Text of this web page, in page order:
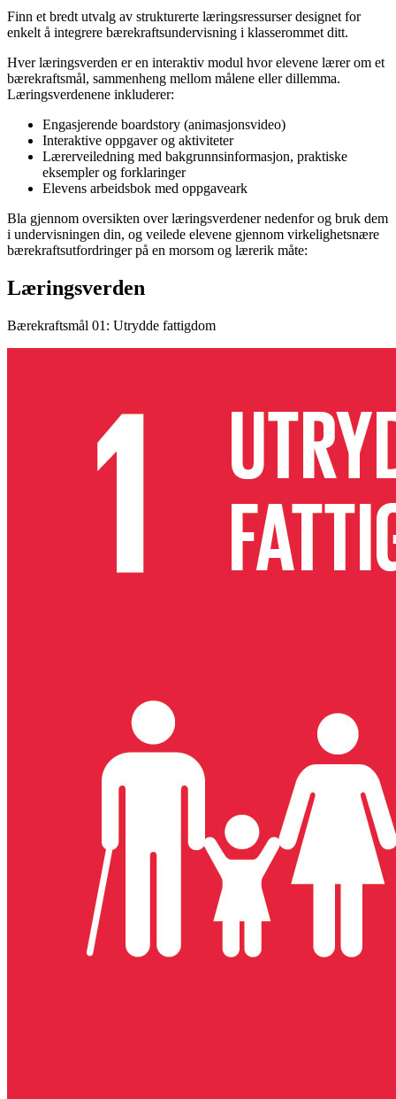
Finn et bredt utvalg av strukturerte læringsressurser designet for
enkelt å integrere bærekraftsundervisning i klasserommet ditt.
Hver læringsverden er en interaktiv modul hvor elevene lærer om et
bærekraftsmål, sammenheng mellom målene eller dillemma.
Læringsverdenene inkluderer:
Engasjerende boardstory (animasjonsvideo)
Interaktive oppgaver og aktiviteter
Lærerveiledning med bakgrunnsinformasjon, praktiske
eksempler og forklaringer
Elevens arbeidsbok med oppgaveark
Bla gjennom oversikten over læringsverdener nedenfor og bruk dem
i undervisningen din, og veilede elevene gjennom virkelighetsnære
bærekraftsutfordringer på en morsom og lærerik måte:
Læringsverden
Bærekraftsmål 01: Utrydde fattigdom